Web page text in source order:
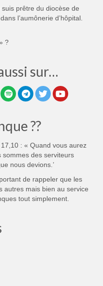
prêtre du diocèse de
l’aumônerie d’hôpital.
?
sur…
??
: « Quand vous aurez
sommes des serviteurs
nous devions.’
de rappeler que les
autres mais bien au service
tout simplement.